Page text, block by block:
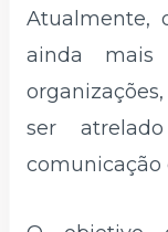
Atualmente,
ainda
ser
comunicação